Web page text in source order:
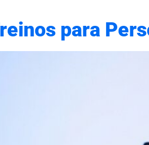
para